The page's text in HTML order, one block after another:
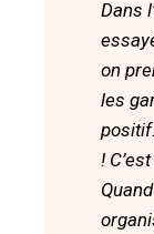
Dans
on
les
!